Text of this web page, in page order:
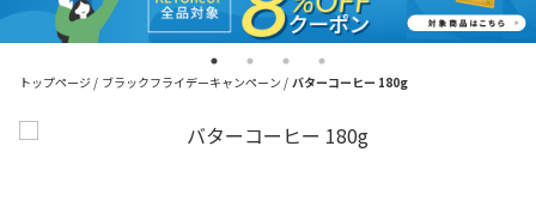
トップページ / ブラックフライデーキャンペーン / バターコーヒー 180g